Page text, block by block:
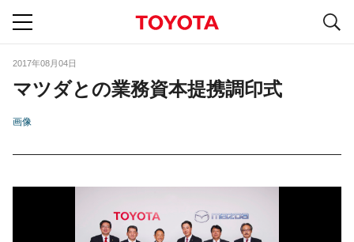
2017年08月04日
マツダとの業務資本提携調印式
画像